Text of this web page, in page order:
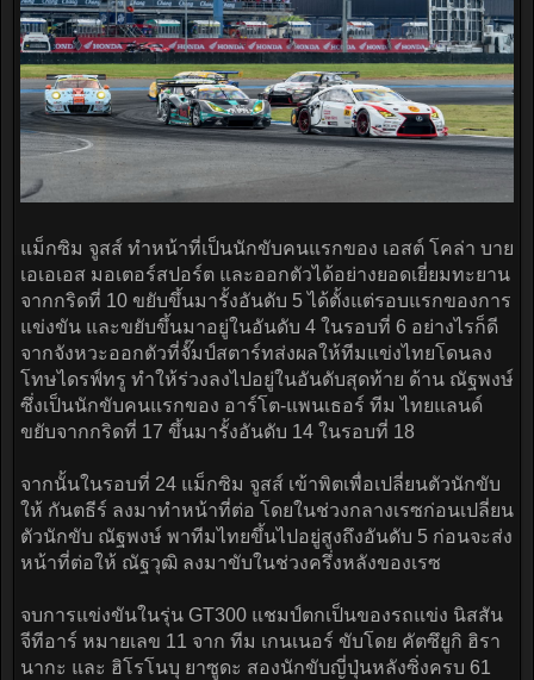
แม็กซิม จูสส์ ทำหน้าที่เป็นนักขับคนแรกของ เอสต์ โคล่า บาย
เอเอเอส มอเตอร์สปอร์ต และออกตัวได้อย่างยอดเยี่ยมทะยาน
จากกริดที่ 10 ขยับขึ้นมารั้งอันดับ 5 ได้ตั้งแต่รอบแรกของการ
แข่งขัน และขยับขึ้นมาอยู่ในอันดับ 4 ในรอบที่ 6 อย่างไรก็ดี
จากจังหวะออกตัวที่จั๊มป์สตาร์ทส่งผลให้ทีมแข่งไทยโดนลง
โทษไดรฟ์ทรู ทำให้ร่วงลงไปอยู่ในอันดับสุดท้าย ด้าน ณัฐพงษ์
ซึ่งเป็นนักขับคนแรกของ อาร์โต-แพนเธอร์ ทีม ไทยแลนด์
ขยับจากกริดที่ 17 ขึ้นมารั้งอันดับ 14 ในรอบที่ 18
จากนั้นในรอบที่ 24 แม็กซิม จูสส์ เข้าพิตเพื่อเปลี่ยนตัวนักขับ
ให้ กันตธีร์ ลงมาทำหน้าที่ต่อ โดยในช่วงกลางเรซก่อนเปลี่ยน
ตัวนักขับ ณัฐพงษ์ พาทีมไทยขึ้นไปอยู่สูงถึงอันดับ 5 ก่อนจะส่ง
หน้าที่ต่อให้ ณัฐวุฒิ ลงมาขับในช่วงครึ่งหลังของเรซ
จบการแข่งขันในรุ่น GT300 แชมป์ตกเป็นของรถแข่ง นิสสัน
จีทีอาร์ หมายเลข 11 จาก ทีม เกนเนอร์ ขับโดย คัตซึยูกิ ฮิรา
นากะ และ ฮิโรโนบุ ยาซูดะ สองนักขับญี่ปุ่นหลังซิ่งครบ 61